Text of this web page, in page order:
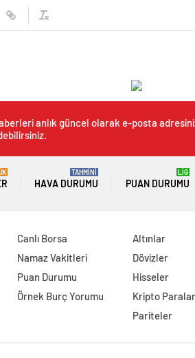
anlık güncel olarak e-posta
HAVA DURUMU
TAHMİNİ
PUAN DURUMU
LİG
Canlı Borsa
Namaz Vakitleri
Puan Durumu
Örnek Burç Yorumu
Altınlar
Dövizler
Hisseler
Kripto Paralar
Pariteler